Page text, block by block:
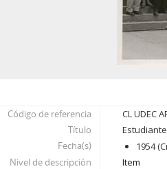
Código de referencia
CL UDEC
Título
Fecha(s)
1954
Nivel de descripción
Item